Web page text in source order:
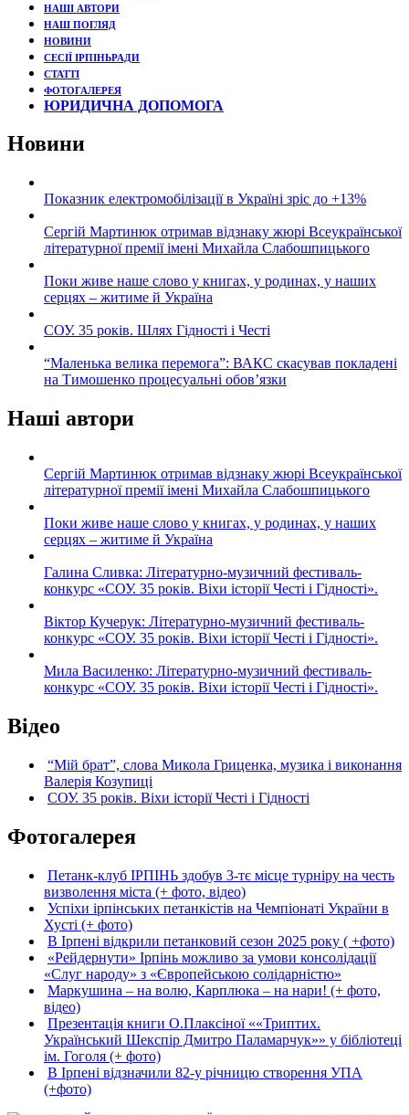
НАШІ АВТОРИ
НАШ ПОГЛЯД
НОВИНИ
СЕСІЇ ІРПІНЬРАДИ
СТАТТІ
ФОТОГАЛЕРЕЯ
ЮРИДИЧНА ДОПОМОГА
Новини
Показник електромобілізації в Україні зріс до +13%
Сергій Мартинюк отримав відзнаку жюрі Всеукраїнської
літературної премії імені Михайла Слабошпицького
Поки живе наше слово у книгах, у родинах, у наших
серцях – житиме й Україна
СОУ. 35 років. Шлях Гідності і Честі
“Маленька велика перемога”: ВАКС скасував покладені
на Тимошенко процесуальні обов’язки
Наші автори
Сергій Мартинюк отримав відзнаку жюрі Всеукраїнської
літературної премії імені Михайла Слабошпицького
Поки живе наше слово у книгах, у родинах, у наших
серцях – житиме й Україна
Галина Сливка: Літературно-музичний фестиваль-
конкурс «СОУ. 35 років. Віхи історії Честі і Гідності».
Віктор Кучерук: Літературно-музичний фестиваль-
конкурс «СОУ. 35 років. Віхи історії Честі і Гідності».
Мила Василенко: Літературно-музичний фестиваль-
конкурс «СОУ. 35 років. Віхи історії Честі і Гідності».
Відео
“Мій брат”, слова Микола Гриценка, музика і виконання
Валерія Козупиці
СОУ. 35 років. Віхи історії Честі і Гідності
Фотогалерея
Петанк-клуб ІРПІНЬ здобув 3-тє місце турніру на честь
визволення міста (+ фото, відео)
Успіхи ірпінських петанкістів на Чемпіонаті України в
Хусті (+ фото)
В Ірпені відкрили петанковий сезон 2025 року ( +фото)
«Рейдернути» Ірпінь можливо за умови консолідації
«Слуг народу» з «Європейською солідарністю»
Маркушина – на волю, Карплюка – на нари! (+ фото,
відео)
Презентація книги О.Плаксіної ««Триптих.
Український Шекспір Дмитро Паламарчук»» у бібліотеці
ім. Гоголя (+ фото)
В Ірпені відзначили 82-у річницю створення УПА
(+фото)